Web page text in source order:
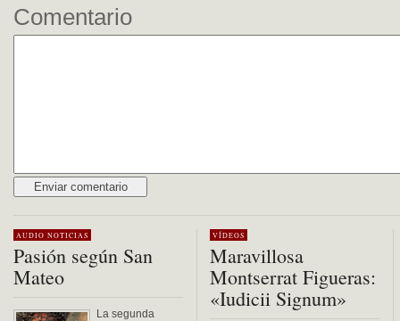
Comentario
AUDIO NOTICIAS
Pasión según San
Mateo
La segunda
VÍDEOS
Maravillosa
Montserrat Figueras:
«Iudicii Signum»